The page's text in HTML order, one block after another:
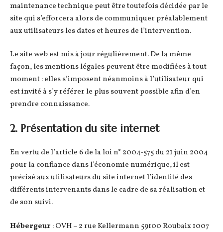
maintenance technique peut être toutefois décidée par le
site qui s’efforcera alors de communiquer préalablement
aux utilisateurs les dates et heures de l’intervention.
Le site web est mis à jour régulièrement. De la même
façon, les mentions légales peuvent être modifiées à tout
moment : elles s’imposent néanmoins à l’utilisateur qui
est invité à s’y référer le plus souvent possible afin d’en
prendre connaissance.
2. Présentation du site internet
En vertu de l’article 6 de la loi n° 2004-575 du 21 juin 2004
pour la confiance dans l’économie numérique, il est
précisé aux utilisateurs du site internet l’identité des
différents intervenants dans le cadre de sa réalisation et
de son suivi.
Hébergeur : OVH – 2 rue Kellermann 59100 Roubaix 1007